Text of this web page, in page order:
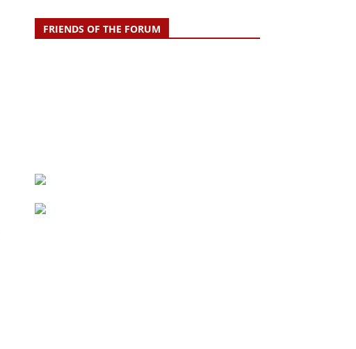
FRIENDS OF THE FORUM